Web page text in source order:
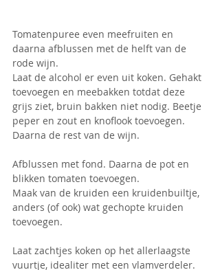
Tomatenpuree even meefruiten en
daarna afblussen met de helft van de
rode wijn.
Laat de alcohol er even uit koken. Gehakt
toevoegen en meebakken totdat deze
grijs ziet, bruin bakken niet nodig. Beetje
peper en zout en knoflook toevoegen.
Daarna de rest van de wijn.
Afblussen met fond. Daarna de pot en
blikken tomaten toevoegen.
Maak van de kruiden een kruidenbuiltje,
anders (of ook) wat gechopte kruiden
toevoegen.
Laat zachtjes koken op het allerlaagste
vuurtje, idealiter met een vlamverdeler.